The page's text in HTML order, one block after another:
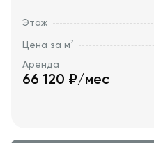
Этаж
Цена за м2
Аренда
66 120 ₽/мес